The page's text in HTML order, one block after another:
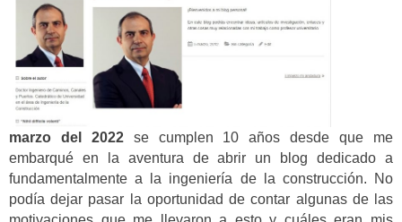
marzo del 2022se cumplen 10 años desde que me
embarqué en la aventura de abrir un blog dedicado a
fundamentalmente a la ingeniería de la construcción. No
podía dejar pasar la oportunidad de contar algunas de las